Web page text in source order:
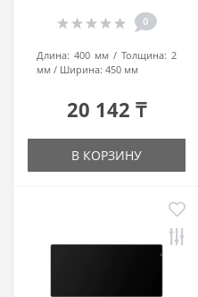
0
Длина: 400 мм Толщина: 2
мм
Ширина: 450 мм
20 142 ₸
В КОРЗИНУ